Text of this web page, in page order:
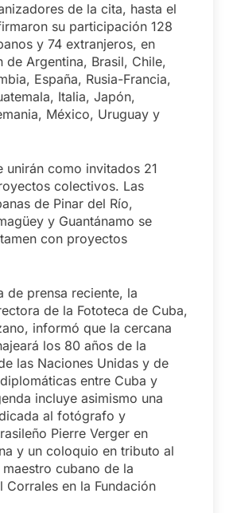
de la cita, hasta el
su participación 128
y 74 extranjeros, en
de Argentina, Brasil, Chile,
España, Rusia-Francia,
Italia, Japón,
México, Uruguay y
unirán como invitados 21
colectivos. Las
de Pinar del Río,
y Guantánamo se
con proyectos
de prensa reciente, la
de la Fototeca de Cuba,
informó que la cercana
los 80 años de la
las Naciones Unidas y de
entre Cuba y
incluye asimismo una
al fotógrafo y
Pierre Verger en
y un coloquio en tributo al
cubano de la
Corrales en la Fundación